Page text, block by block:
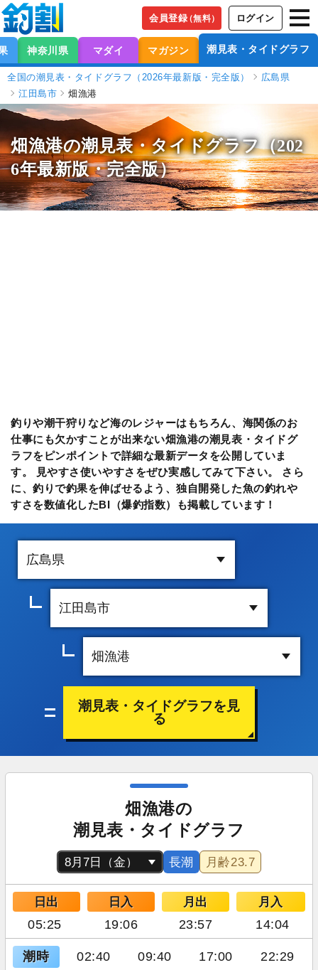
会員登録（無料） ログイン
神奈川県 マダイ マガジン 潮見表・タイドグラフ
全国の潮見表・タイドグラフ（2026年最新版・完全版）
広島県
江田島市
畑漁港
畑漁港の潮見表・タイドグラフ（202
6年最新版・完全版）
釣りや潮干狩りなど海のレジャーはもちろん、海関係のお
仕事にも欠かすことが出来ない畑漁港の潮見表・タイドグ
ラフをピンポイントで詳細な最新データを公開していま
す。 見やすさ使いやすさをぜひ実感してみて下さい。 さら
に、釣りで釣果を伸ばせるよう、独自開発した魚の釣れや
すさを数値化したBI（爆釣指数）も掲載しています！
潮見表・タイドグラフを見
る
畑漁港の
潮見表・タイドグラフ
長潮 月齢23.7
日出 日入 月出 月入
05:25 19:06 23:57 14:04
潮時 02:40 09:40 17:00 22:29